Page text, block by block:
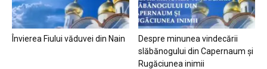
Învierea Fiului văduvei din Nain
Despre minunea vindecării
slăbănogului din Capernaum și
Rugăciunea inimii